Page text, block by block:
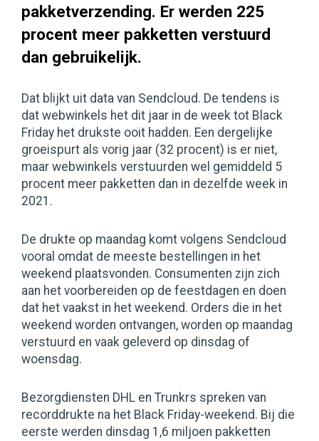
pakketverzending. Er werden 225
procent meer pakketten verstuurd
dan gebruikelijk.
Dat blijkt uit data van Sendcloud. De tendens is
dat webwinkels het dit jaar in de week tot Black
Friday het drukste ooit hadden. Een dergelijke
groeispurt als vorig jaar (32 procent) is er niet,
maar webwinkels verstuurden wel gemiddeld 5
procent meer pakketten dan in dezelfde week in
2021.
De drukte op maandag komt volgens Sendcloud
vooral omdat de meeste bestellingen in het
weekend plaatsvonden. Consumenten zijn zich
aan het voorbereiden op de feestdagen en doen
dat het vaakst in het weekend. Orders die in het
weekend worden ontvangen, worden op maandag
verstuurd en vaak geleverd op dinsdag of
woensdag.
Bezorgdiensten DHL en Trunkrs spreken van
recorddrukte na het Black Friday-weekend. Bij die
eerste werden dinsdag 1,6 miljoen pakketten